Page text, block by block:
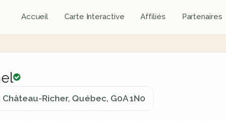
Accueil Carte Interactive Affiliés Partenaires
Richer, Québec, G0A 1N0